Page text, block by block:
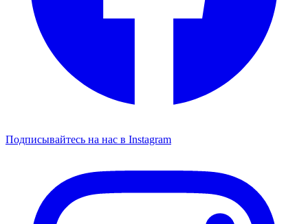
Подписывайтесь на нас в Instagram